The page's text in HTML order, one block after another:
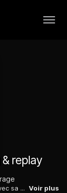
replay
Jason, vingt-sept ans, vit dans une cité HLM avec sa mère, gravement malade. La semaine, il s’occupe d’elle et travaille à l’usine. Le week-end, il est catcheur dans des galas locaux. Jason est passionné, mais pour assurer le spectacle, Aldo, son promoteur, lui demande de perdre ses combats. Souvent. Trop souvent. Voir plus